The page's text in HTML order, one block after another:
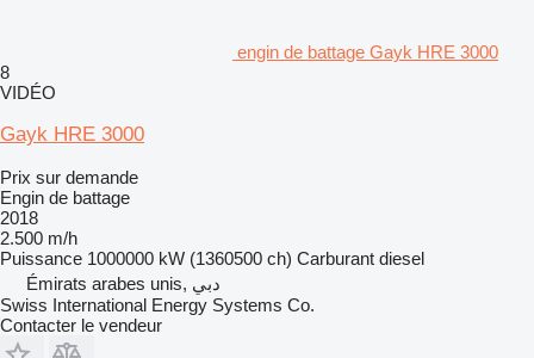
engin de battage Gayk HRE 3000
8
VIDÉO
Gayk HRE 3000
Prix sur demande
Engin de battage
2018
2.500 m/h
Puissance 1000000 kW (1360500 ch) Carburant diesel
Émirats arabes unis, دبي
Swiss International Energy Systems Co.
Contacter le vendeur